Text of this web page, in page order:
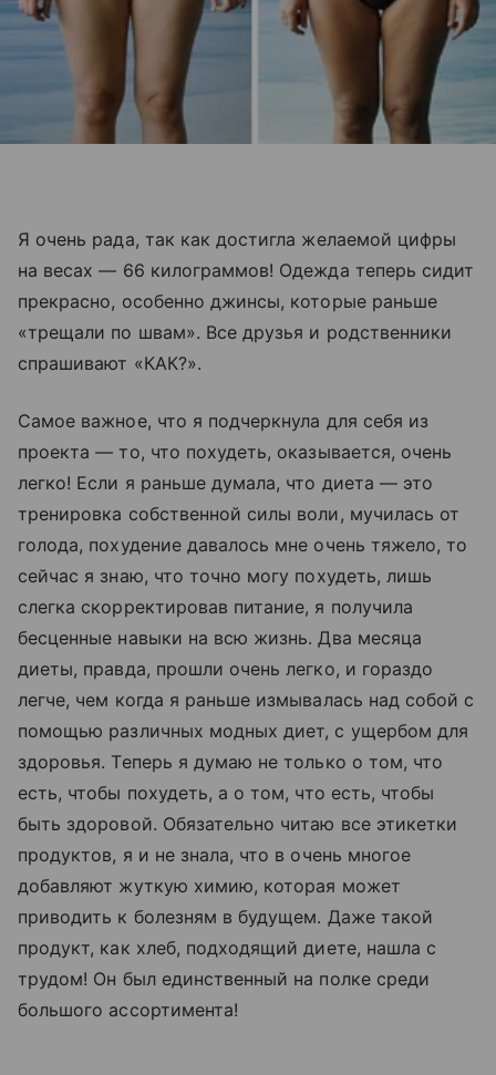
Я очень рада, так как достигла желаемой цифры
на весах — 66 килограммов! Одежда теперь сидит
прекрасно, особенно джинсы, которые раньше
«трещали по швам». Все друзья и родственники
спрашивают «КАК?».
Самое важное, что я подчеркнула для себя из
проекта — то, что похудеть, оказывается, очень
легко! Если я раньше думала, что диета — это
тренировка собственной силы воли, мучилась от
голода, похудение давалось мне очень тяжело, то
сейчас я знаю, что точно могу похудеть, лишь
слегка скорректировав питание, я получила
бесценные навыки на всю жизнь. Два месяца
диеты, правда, прошли очень легко, и гораздо
легче, чем когда я раньше измывалась над собой с
помощью различных модных диет, с ущербом для
здоровья. Теперь я думаю не только о том, что
есть, чтобы похудеть, а о том, что есть, чтобы
быть здоровой. Обязательно читаю все этикетки
продуктов, я и не знала, что в очень многое
добавляют жуткую химию, которая может
приводить к болезням в будущем. Даже такой
продукт, как хлеб, подходящий диете, нашла с
трудом! Он был единственный на полке среди
большого ассортимента!